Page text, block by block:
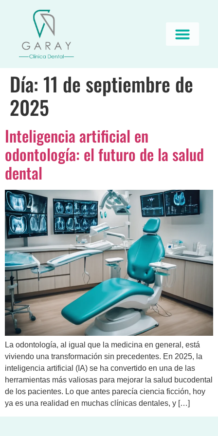
Día: 11 de septiembre de
2025
Inteligencia artificial en
odontología: el futuro de la salud
dental
La odontología, al igual que la medicina en general, está
viviendo una transformación sin precedentes. En 2025, la
inteligencia artificial (IA) se ha convertido en una de las
herramientas más valiosas para mejorar la salud bucodental
de los pacientes. Lo que antes parecía ciencia ficción, hoy
ya es una realidad en muchas clínicas dentales, y […]